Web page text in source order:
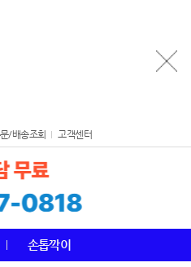
/배송조회 고객센터
손톱깍이